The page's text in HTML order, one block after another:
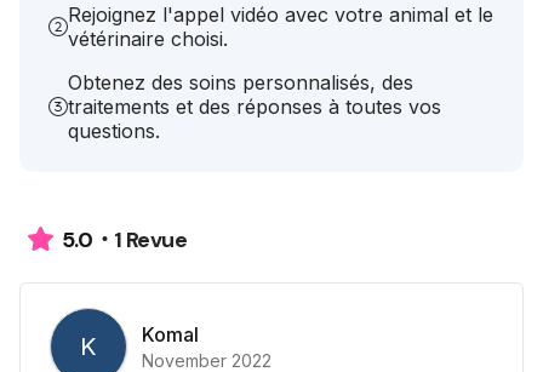
Rejoignez l'appel vidéo avec votre animal et le
vétérinaire choisi.
Obtenez des soins personnalisés, des
traitements et des réponses à toutes vos
questions.
5.0 1 Revue
K Komal
November 2022